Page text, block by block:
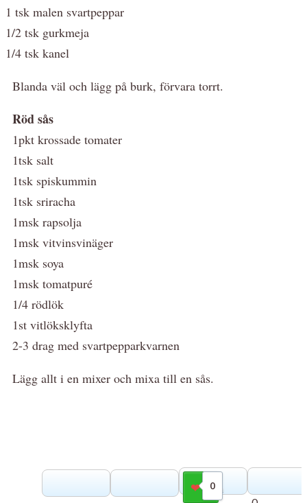
1 tsk malen svartpeppar
1/2 tsk gurkmeja
1/4 tsk kanel
Blanda väl och lägg på burk, förvara torrt.
Röd sås
1pkt krossade tomater
1tsk salt
1tsk spiskummin
1tsk sriracha
1msk rapsolja
1msk vitvinsvinäger
1msk soya
1msk tomatpuré
1/4 rödlök
1st vitlöksklyfta
2-3 drag med svartpepparkvarnen
Lägg allt i en mixer och mixa till en sås.
0
Gilla